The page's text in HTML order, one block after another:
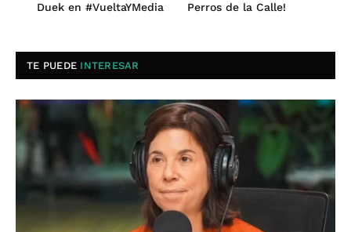
Duek en #VueltaYMedia
Perros de la Calle!
TE PUEDE INTERESAR